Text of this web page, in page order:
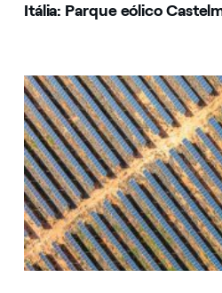
Itália: Parque eólico
Image that describe the